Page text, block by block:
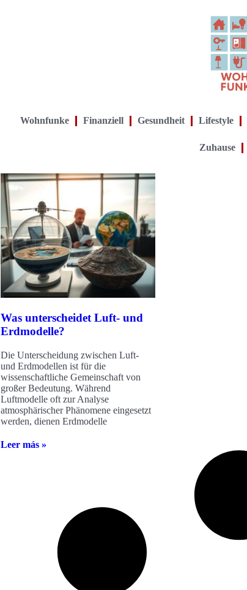
Wohnfunke Finanziell Gesundheit Lifestyle
Zuhause
Was unterscheidet Luft- und
Erdmodelle?
Die Unterscheidung zwischen Luft-
und Erdmodellen ist für die
wissenschaftliche Gemeinschaft von
großer Bedeutung. Während
Luftmodelle oft zur Analyse
atmosphärischer Phänomene eingesetzt
werden, dienen Erdmodelle
Leer más »